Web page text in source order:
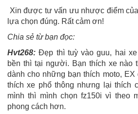
Xin được tư vấn ưu nhược điểm
lựa chọn đúng. Rất cảm ơn!
Chia sẻ từ bạn đọc:
Hvt268: Đẹp thì tuỳ vào guu, hai
bền thì tại người. Bạn thích xe nào
dành cho những bạn thích moto,
thích xe phổ thông nhưng lại thích
mình thì mình chọn fz150i vì theo
phong cách hơn.